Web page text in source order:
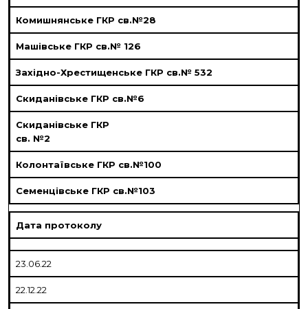
Комишнянське ГКР св.№28
Машівське ГКР св.№ 126
Західно-Хрестищенське ГКР св.№ 532
Скиданівське ГКР св.№6
Скиданівське ГКР
св. №2
Колонтаївське ГКР св.№100
Семенцівське ГКР св.№103
Дата протоколу
23.06.22
22.12.22